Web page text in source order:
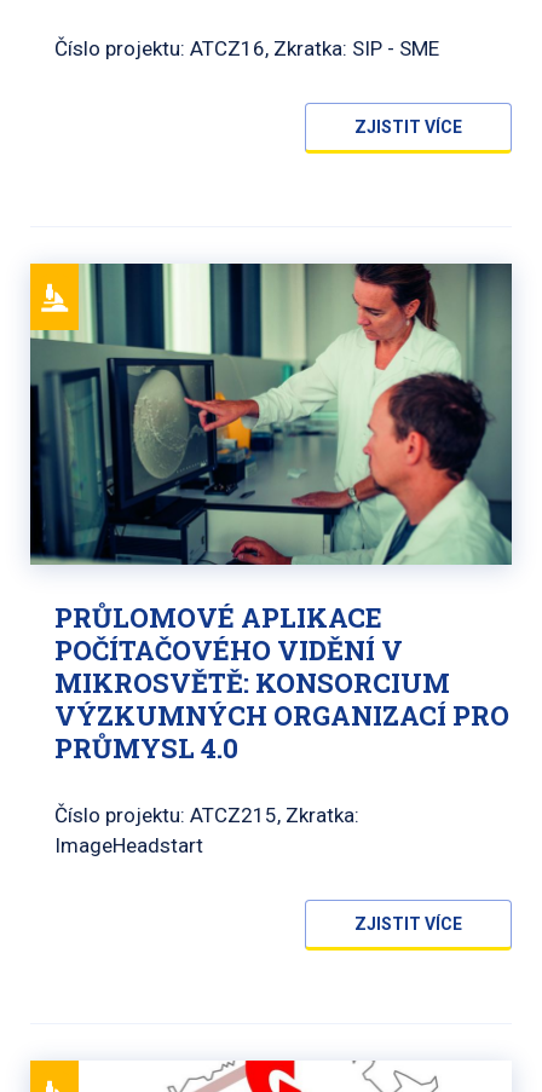
Číslo projektu: ATCZ16, Zkratka: SIP - SME
ZJISTIT VÍCE
PRŮLOMOVÉ APLIKACE
POČÍTAČOVÉHO VIDĚNÍ V
MIKROSVĚTĚ: KONSORCIUM
VÝZKUMNÝCH ORGANIZACÍ PRO
PRŮMYSL 4.0
Číslo projektu: ATCZ215, Zkratka:
ImageHeadstart
ZJISTIT VÍCE